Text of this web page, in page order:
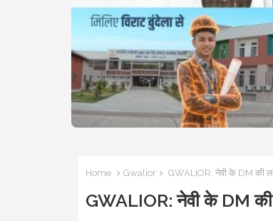
Home Gwalior GWALIOR: नेवी के DM की
GWALIOR: नेवी के DM की